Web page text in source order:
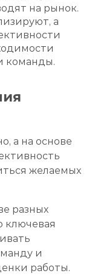
на рынок.
а
команды.
а на основе
желаемых
разных
ключевая
и
работы.